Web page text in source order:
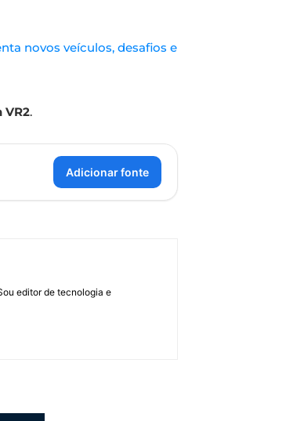
novos veículos, desafios e
VR2.
Adicionar fonte
editor de tecnologia e